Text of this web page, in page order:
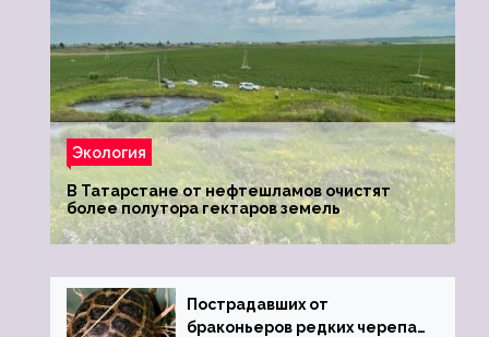
Экология
В Татарстане от нефтешламов очистят
более полутора гектаров земель
Пострадавших от
браконьеров редких черепах